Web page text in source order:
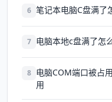
6 笔记本电脑C盘满了
7 电脑本地c盘满了怎
8 电脑COM端口被占
用